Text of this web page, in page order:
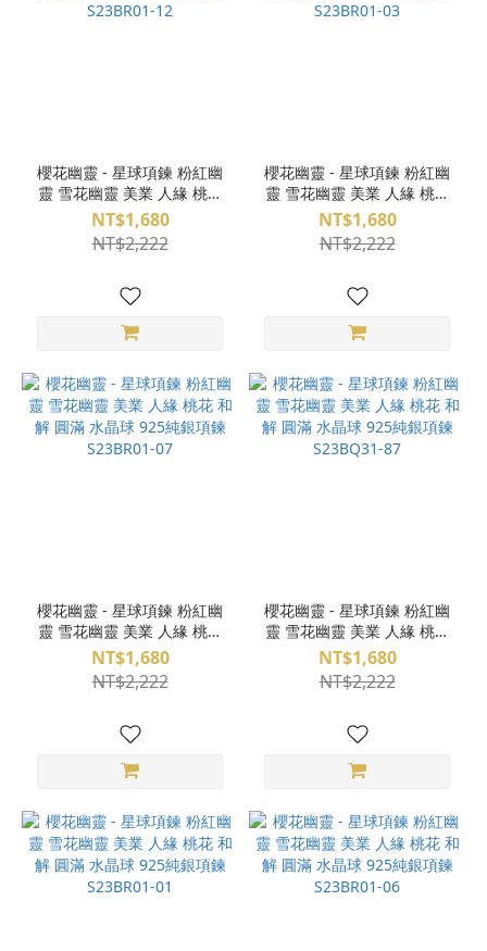
櫻花幽靈 - 星球項鍊 粉紅幽
靈 雪花幽靈 美業 人緣 桃花
和解 圓滿 水晶球 925純銀項
鍊 S23BR01-12
NT$1,680
NT$2,222
櫻花幽靈 - 星球項鍊 粉紅幽
靈 雪花幽靈 美業 人緣 桃花
和解 圓滿 水晶球 925純銀項
鍊 S23BR01-03
NT$1,680
NT$2,222
櫻花幽靈 - 星球項鍊 粉紅幽
靈 雪花幽靈 美業 人緣 桃花
和解 圓滿 水晶球 925純銀項
鍊 S23BR01-07
NT$1,680
NT$2,222
櫻花幽靈 - 星球項鍊 粉紅幽
靈 雪花幽靈 美業 人緣 桃花
和解 圓滿 水晶球 925純銀項
鍊 S23BQ31-87
NT$1,680
NT$2,222